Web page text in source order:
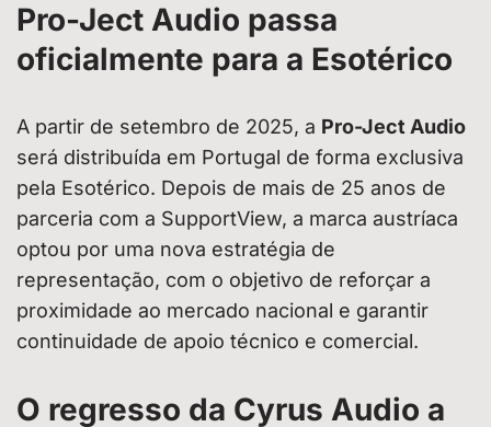
Pro-Ject Audio passa
oficialmente para a Esotérico
A partir de setembro de 2025, a Pro-Ject Audio
será distribuída em Portugal de forma exclusiva
pela Esotérico. Depois de mais de 25 anos de
parceria com a SupportView, a marca austríaca
optou por uma nova estratégia de
representação, com o objetivo de reforçar a
proximidade ao mercado nacional e garantir
continuidade de apoio técnico e comercial.
O regresso da Cyrus Audio a